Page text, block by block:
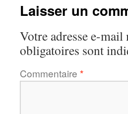
Laisser un
Votre adresse e-mail
obligatoires sont
Commentaire *